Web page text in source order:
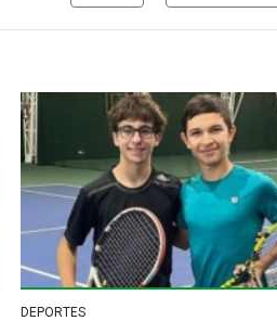
DEPORTES